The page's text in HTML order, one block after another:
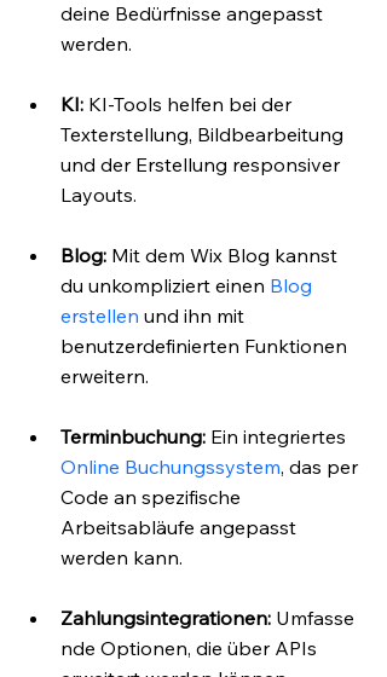
deine Bedürfnisse angepasst
werden.
KI: KI-Tools helfen bei der
Texterstellung, Bildbearbeitung
und der Erstellung responsiver
Layouts.
Blog: Mit dem Wix Blog kannst
du unkompliziert einen Blog
erstellen und ihn mit
benutzerdefinierten Funktionen
erweitern.
Terminbuchung: Ein integriertes
Online Buchungssystem, das per
Code an spezifische
Arbeitsabläufe angepasst
werden kann.
Zahlungsintegrationen: Umfasse
nde Optionen, die über APIs